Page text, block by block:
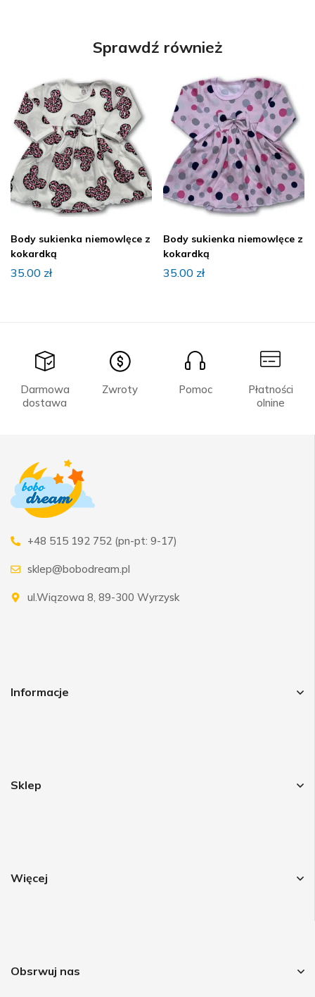
Sprawdź również
Body sukienka niemowlęce z
kokardką
35.00 zł
Body sukienka niemowlęce z
kokardką
35.00 zł
Darmowa
dostawa
Zwroty Pomoc
Płatności
olnine
+48 515 192 752 (pn-pt: 9-17)
sklep@bobodream.pl
ul.Wiązowa 8, 89-300 Wyrzysk
Informacje
Sklep
Więcej
Obsrwuj nas